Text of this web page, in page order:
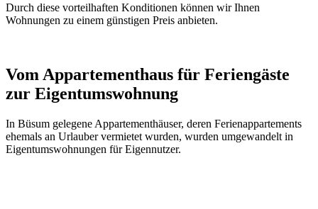
Durch diese vorteilhaften Konditionen können wir Ihnen
Wohnungen zu einem günstigen Preis anbieten.
Vom Appartementhaus für Feriengäste
zur Eigentumswohnung
In Büsum gelegene Appartementhäuser, deren Ferienappartements
ehemals an Urlauber vermietet wurden, wurden umgewandelt in
Eigentumswohnungen für Eigennutzer.